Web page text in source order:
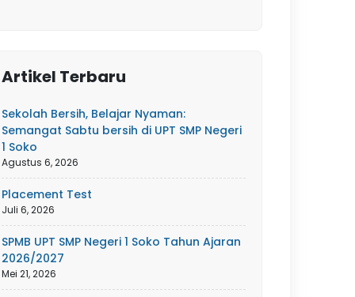
Artikel Terbaru
Sekolah Bersih, Belajar Nyaman:
Semangat Sabtu bersih di UPT SMP Negeri
1 Soko
Agustus 6, 2026
Placement Test
Juli 6, 2026
SPMB UPT SMP Negeri 1 Soko Tahun Ajaran
2026/2027
Mei 21, 2026